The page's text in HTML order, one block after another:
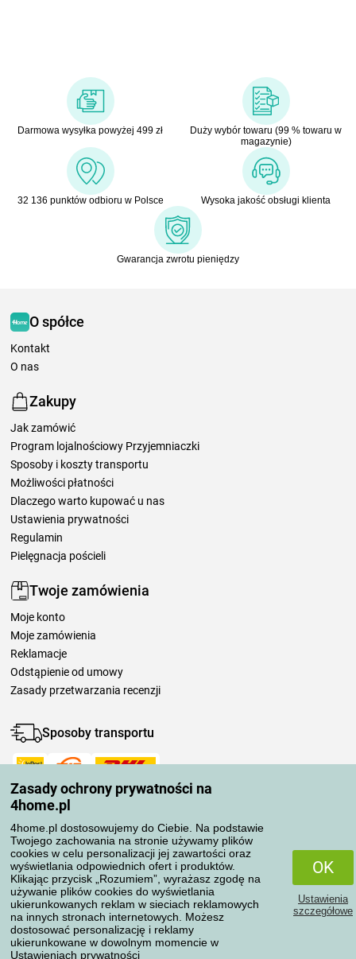
Zasady ochrony prywatności na
4home.pl
4home.pl dostosowujemy do Ciebie. Na podstawie
Twojego zachowania na stronie używamy plików
cookies w celu personalizacji jej zawartości oraz
wyświetlania odpowiednich ofert i produktów.
Klikając przycisk „Rozumiem”, wyrażasz zgodę na
używanie plików cookies do wyświetlania
ukierunkowanych reklam w sieciach reklamowych
na innych stronach internetowych. Możesz
dostosować personalizację i reklamy
ukierunkowane w dowolnym momencie w
Ustawieniach prywatności
OK
Ustawienia
szczegółowe
Darmowa wysyłka powyżej 499 zł
Duży wybór towaru (99 % towaru w
magazynie)
32 136 punktów odbioru w Polsce Wysoka jakość obsługi klienta
Gwarancja zwrotu pieniędzy
O spółce
Kontakt
O nas
Zakupy
Jak zamówić
Program lojalnościowy Przyjemniaczki
Sposoby i koszty transportu
Możliwości płatności
Dlaczego warto kupować u nas
Ustawienia prywatności
Regulamin
Pielęgnacja pościeli
Twoje zamówienia
Moje konto
Moje zamówienia
Reklamacje
Odstąpienie od umowy
Zasady przetwarzania recenzji
Sposoby transportu
Metody płatności
Niezawodny sklep
Ochrona danych osobowych